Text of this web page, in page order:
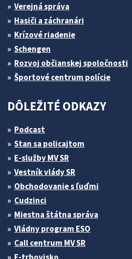
Verejná správa
Hasiči a záchranári
Krízové riadenie
Schengen
Rozvoj občianskej spoločnosti
Športové centrum polície
DÔLEŽITÉ ODKAZY
Podcast
Stan sa policajtom
E-služby MV SR
Vestník vlády SR
Obchodovanie s ľuďmi
Cudzinci
Miestna štátna správa
Vládny program ESO
Call centrum MV SR